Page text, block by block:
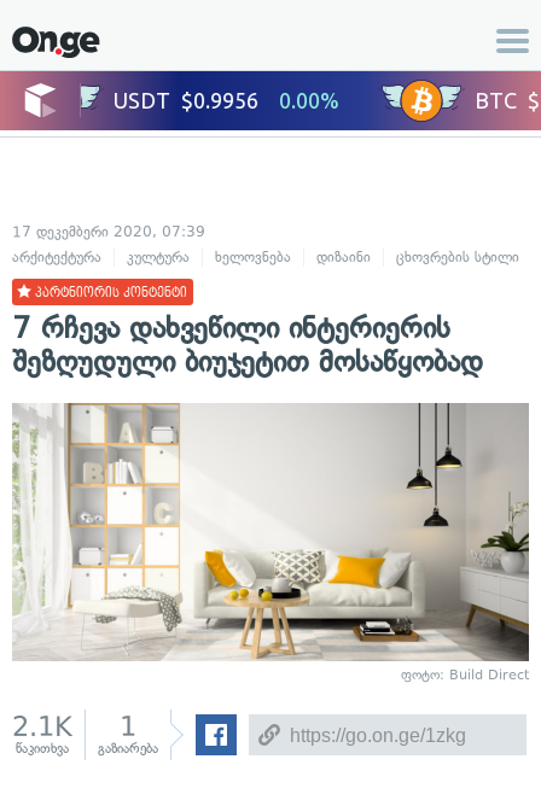
17 დეკემბერი 2020, 07:39
არქიტექტურა
კულტურა ხელოვნება დიზაინი ცხოვრების სტილი
პარტნიორის კონტენტი
7 რჩევა დახვეწილი ინტერიერის
შეზღუდული ბიუჯეტით მოსაწყობად
ფოტო: Build Direct
2.1K
წაკითხვა
1
გაზიარება